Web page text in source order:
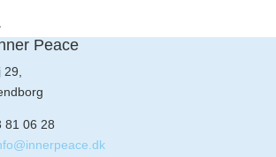
Peace
81 06 28